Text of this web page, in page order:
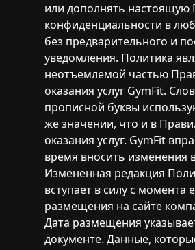
или дополнять настоящую
конфиденциальности в
без предварительного и
уведомления. Политика
неотъемлемой частью
оказания услуг GymFit.
прописной буквы
же значении, что и в
оказания услуг. GymFit
время вносить изменения
Измененная редакция
вступает в силу с момента
размещения на сайте
Дата размещения
документе. Данные,